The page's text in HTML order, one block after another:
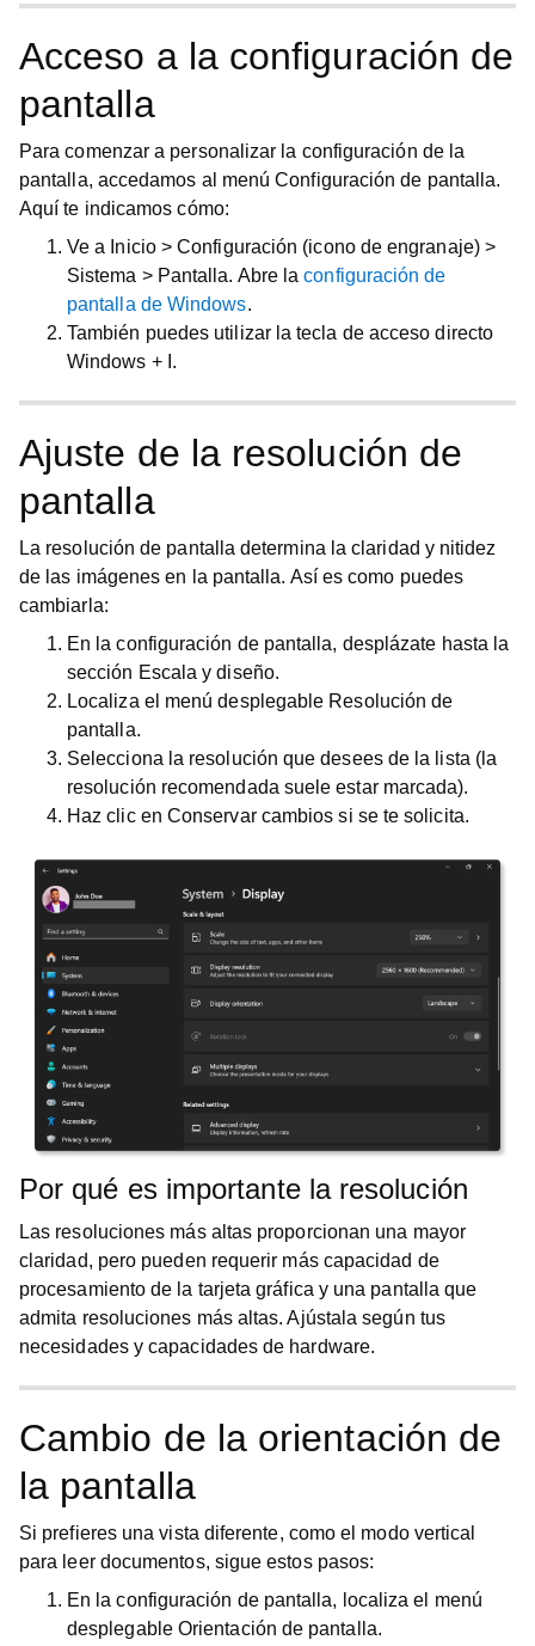
Acceso a la configuración de
pantalla
Para comenzar a personalizar la configuración de la
pantalla, accedamos al menú Configuración de pantalla.
Aquí te indicamos cómo:
Ve a Inicio>Configuración (icono de engranaje) >
Sistema > Pantalla. Abre laconfiguración de
pantalla de Windows.
También puedes utilizar la tecla de acceso directo
Windows + .
Ajuste de la resolución de
pantalla
La resolución de pantalla determina la claridad y nitidez
de las imágenes en la pantalla. Así es como puedes
cambiarla:
En laconfiguración de pantalla, desplázate hasta la
sección Escala y diseño.
Localiza el menú desplegable Resolución de
pantalla.
Selecciona la resolución que desees de la lista (la
resolución recomendada suele estar marcada).
Haz clic en Conservar cambios si se te solicita.
Por qué es importante la resolución
Las resoluciones más altas proporcionan una mayor
claridad, pero pueden requerir más capacidad de
procesamiento de la tarjeta gráfica y una pantalla que
admita resoluciones más altas. Ajústala según tus
necesidades y capacidades de hardware.
Cambio de la orientación de
la pantalla
Si prefieres una vista diferente, como el modo vertical
para leer documentos, sigue estos pasos:
En laconfiguración de pantalla, localiza el menú
desplegable Orientación de pantalla.